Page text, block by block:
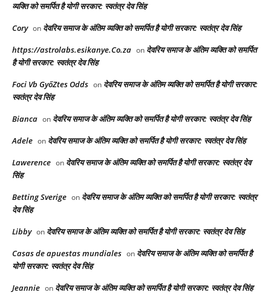
व्यक्ति को समर्पित है योगी सरकार: स्वतंत्र देव सिंह
Cory on देवरिय समाज के अंतिम व्यक्ति को समर्पित है योगी सरकार: स्वतंत्र देव सिंह
https://astrolabs.esikanye.Co.za on देवरिय समाज के अंतिम व्यक्ति को समर्पित
है योगी सरकार: स्वतंत्र देव सिंह
Foci Vb GyőZtes Odds on देवरिय समाज के अंतिम व्यक्ति को समर्पित है योगी सरकार:
स्वतंत्र देव सिंह
Bianca on देवरिय समाज के अंतिम व्यक्ति को समर्पित है योगी सरकार: स्वतंत्र देव सिंह
Adele on देवरिय समाज के अंतिम व्यक्ति को समर्पित है योगी सरकार: स्वतंत्र देव सिंह
Lawerence on देवरिय समाज के अंतिम व्यक्ति को समर्पित है योगी सरकार: स्वतंत्र देव
सिंह
Betting Sverige on देवरिय समाज के अंतिम व्यक्ति को समर्पित है योगी सरकार: स्वतंत्र
देव सिंह
Libby on देवरिय समाज के अंतिम व्यक्ति को समर्पित है योगी सरकार: स्वतंत्र देव सिंह
Casas de apuestas mundiales on देवरिय समाज के अंतिम व्यक्ति को समर्पित है
योगी सरकार: स्वतंत्र देव सिंह
Jeannie on देवरिय समाज के अंतिम व्यक्ति को समर्पित है योगी सरकार: स्वतंत्र देव सिंह